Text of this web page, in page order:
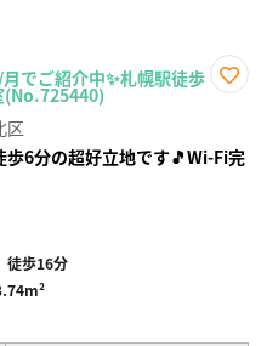
でご紹介中✨札幌駅徒歩
(No.725440)
録
区
歩6分の超好立地です🎵Wi-Fi完
徒歩16分